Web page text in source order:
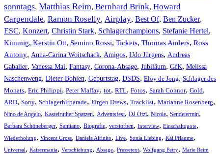
sonntags, Matthias Reim, Bernhard Brink, Howard
Carpendale, Ramon Roselly, Airplay, Best Of, Ben Zucker,
ESC, Konzert, Christin Stark, Schlagerchampions, Stefanie Hertel,
Kimmig, Kerstin Ott, Semino Rossi, Tickets, Thomas Anders, Ross
Antony, Anna-Carina Woitschack, Amigos, Udo Jürgens, Andreas
Gabalier, Vanessa Mai, Fantasy, Corona-Absage, Jubiläum, GfK, Melissa
Naschenweng, Dieter Bohlen, Geburtstag, DSDS, Eloy de Jong, Schlager des
Monats, Eric Philippi, Peter Maffay, tot, RTL, Fotos, Sarah Connor, Gold,
ARD, Sony, Schlagerhitparade, Jürgen Drews, Tracklist, Marianne Rosenberg,
Nino de Angelo, Kastelruther Spatzen, Adventsfest, DJ Ötzi, Nicole, Sendetermin,
Barbara Schöneberger, Santiano, Biografie, verstorben, Interview, Einschaltquote,
Wiederholung, Vincent Gross, Daniela Alfinito, Live, Sonia Liebing, Kai Pflaume,
Universal, Kaisermania, Verschiebung, Absage, Pressetext, Wolfgang Petry, Marie Reim